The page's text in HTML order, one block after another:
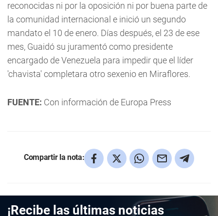
reconocidas ni por la oposición ni por buena parte de
la comunidad internacional e inició un segundo
mandato el 10 de enero. Días después, el 23 de ese
mes, Guaidó su juramentó como presidente
encargado de Venezuela para impedir que el líder
'chavista' completara otro sexenio en Miraflores.
FUENTE: Con información de Europa Press
Compartir la nota:
¡Recibe las últimas noticias